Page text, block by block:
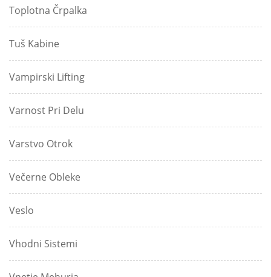
Toplotna Črpalka
Tuš Kabine
Vampirski Lifting
Varnost Pri Delu
Varstvo Otrok
Večerne Obleke
Veslo
Vhodni Sistemi